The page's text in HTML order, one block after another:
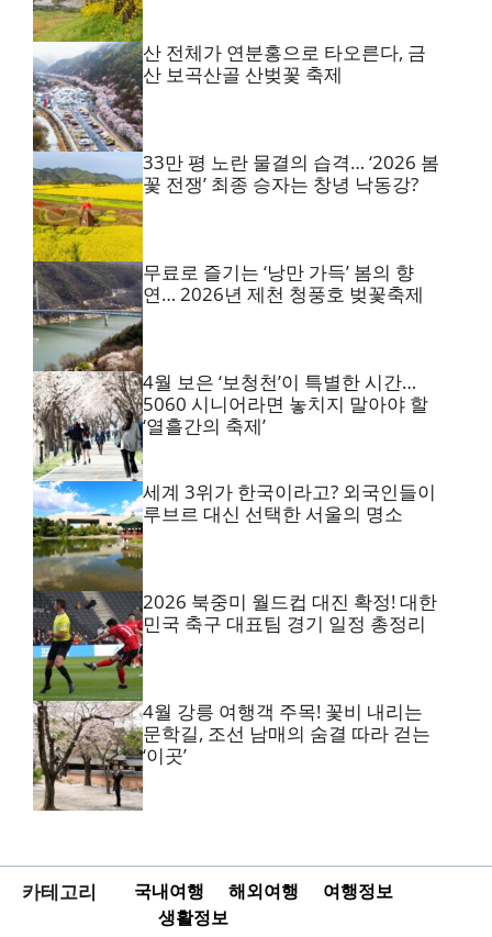
산 전체가 연분홍으로 타오른다, 금
산 보곡산골 산벚꽃 축제
33만 평 노란 물결의 습격… ‘2026 봄
꽃 전쟁’ 최종 승자는 창녕 낙동강?
무료로 즐기는 ‘낭만 가득’ 봄의 향
연… 2026년 제천 청풍호 벚꽃축제
4월 보은 ‘보청천’이 특별한 시간…
5060 시니어라면 놓치지 말아야 할
‘열흘간의 축제’
세계 3위가 한국이라고? 외국인들이
루브르 대신 선택한 서울의 명소
2026 북중미 월드컵 대진 확정! 대한
민국 축구 대표팀 경기 일정 총정리
4월 강릉 여행객 주목! 꽃비 내리는
문학길, 조선 남매의 숨결 따라 걷는
‘이곳’
카테고리 국내여행 해외여행
여행정보
생활정보